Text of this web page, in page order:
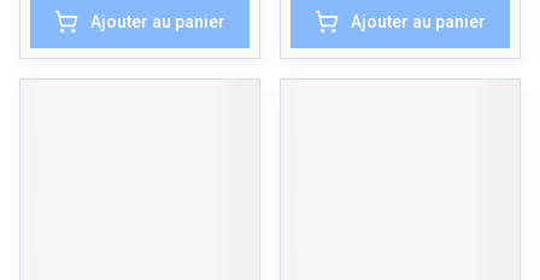
Ajouter au panier Ajouter au panier